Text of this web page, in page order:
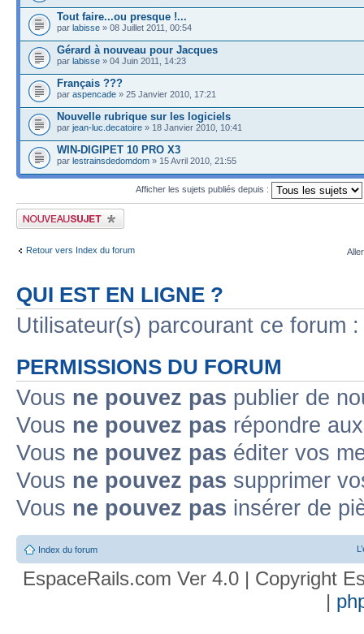
Tout faire...ou presque !...
par labisse » 08 Juillet 2011, 00:54
Gérard à nouveau pour Jacques
par labisse » 04 Juin 2011, 14:23
Français ???
par aspencade » 25 Janvier 2010, 17:21
Nouvelle rubrique sur les logiciels
par jean-luc.decatoire » 18 Janvier 2010, 10:41
WIN-DIGIPET 10 PRO X3
par lestrainsdedomdom » 15 Avril 2010, 21:55
Afficher les sujets publiés depuis :
Publier un nouveau sujet
Retour vers Index du forum
QUI EST EN LIGNE ?
Utilisateur(s) parcourant ce forum
PERMISSIONS DU FORUM
Vous ne pouvez pas publier de
Vous ne pouvez pas répondre
Vous ne pouvez pas éditer vos
Vous ne pouvez pas supprimer
Vous ne pouvez pas insérer de
Index du forum
EspaceRails.com Ver 4.0 | Copyright
|